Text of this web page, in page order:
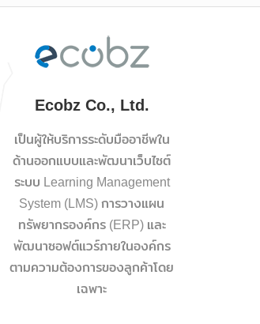
Ecobz Co., Ltd.
เป็นผู้ให้บริการระดับมืออาชีพใน
ด้านออกแบบและพัฒนาเว็บไซต์
ระบบ Learning Management
System (LMS) การวางแผน
ทรัพยากรองค์กร (ERP) และ
พัฒนาซอฟต์แวร์ภายในองค์กร
ตามความต้องการของลูกค้าโดย
เฉพาะ